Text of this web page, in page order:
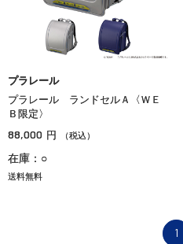
プラレール
プラレール ランドセルＡ〈ＷＥ
Ｂ限定〉
88,000 円 （税込）
在庫：○
送料無料
1